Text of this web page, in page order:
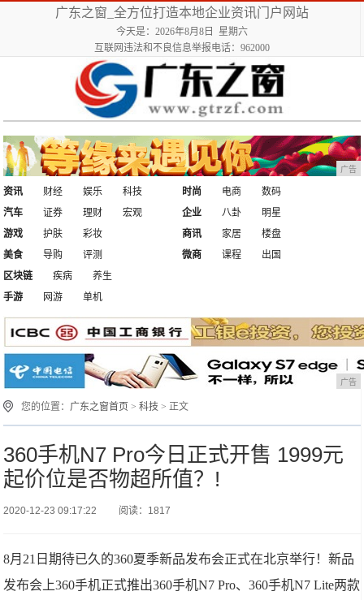
广东之窗_全方位打造本地企业资讯门户网站
今天是：2026年8月8日 星期六
互联网违法和不良信息举报电话：962000
广告
资讯 财经 娱乐
科技
汽车
证券 理财 宏观
时尚 电商
数码
企业
八卦
明星
游戏
护肤
彩妆
美食
导购 评测
商讯 家居
楼盘
微商
课程
出国
区块链
疾病
养生
手游
网游 单机
广告
您的位置： 广东之窗首页 >科技 > 正文
360手机N7 Pro今日正式开售 1999元
起价位是否物超所值？!
2020-12-23 09:17:22 阅读：1817
8月21日期待已久的360夏季新品发布会正式在北京举行！新品
发布会上360手机正式推出360手机N7 Pro、360手机N7 Lite两款